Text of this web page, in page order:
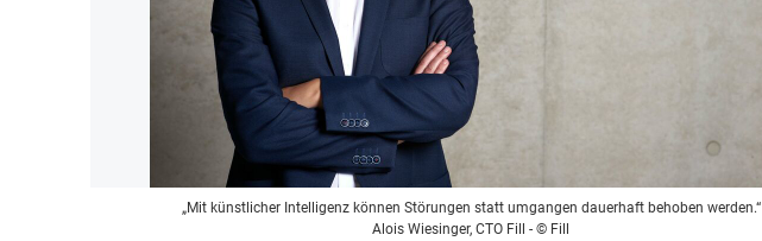
„Mit künstlicher Intelligenz können Störungen statt umgangen dauerhaft behoben werden.“
Alois Wiesinger, CTO Fill
- © Fill